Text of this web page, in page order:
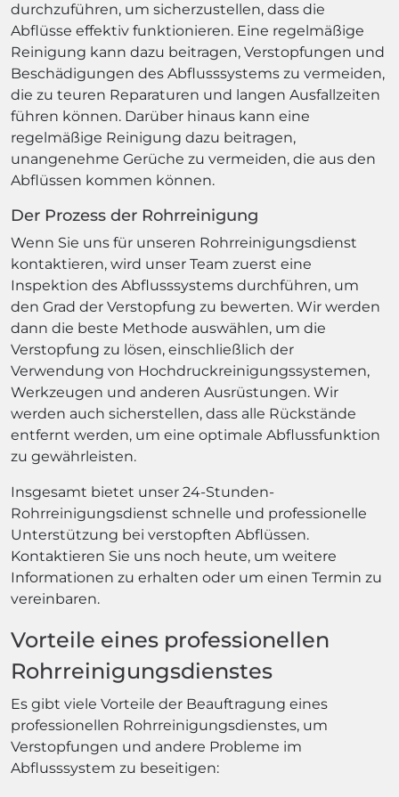
durchzuführen, um sicherzustellen, dass die
Abflüsse effektiv funktionieren. Eine regelmäßige
Reinigung kann dazu beitragen, Verstopfungen und
Beschädigungen des Abflusssystems zu vermeiden,
die zu teuren Reparaturen und langen Ausfallzeiten
führen können. Darüber hinaus kann eine
regelmäßige Reinigung dazu beitragen,
unangenehme Gerüche zu vermeiden, die aus den
Abflüssen kommen können.
Der Prozess der Rohrreinigung
Wenn Sie uns für unseren Rohrreinigungsdienst
kontaktieren, wird unser Team zuerst eine
Inspektion des Abflusssystems durchführen, um
den Grad der Verstopfung zu bewerten. Wir werden
dann die beste Methode auswählen, um die
Verstopfung zu lösen, einschließlich der
Verwendung von Hochdruckreinigungssystemen,
Werkzeugen und anderen Ausrüstungen. Wir
werden auch sicherstellen, dass alle Rückstände
entfernt werden, um eine optimale Abflussfunktion
zu gewährleisten.
Insgesamt bietet unser 24-Stunden-
Rohrreinigungsdienst schnelle und professionelle
Unterstützung bei verstopften Abflüssen.
Kontaktieren Sie uns noch heute, um weitere
Informationen zu erhalten oder um einen Termin zu
vereinbaren.
Vorteile eines professionellen
Rohrreinigungsdienstes
Es gibt viele Vorteile der Beauftragung eines
professionellen Rohrreinigungsdienstes, um
Verstopfungen und andere Probleme im
Abflusssystem zu beseitigen: